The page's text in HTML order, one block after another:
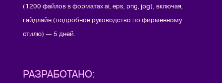
(1200 файлов в форматах ai, eps, png, jpg), включая,
гайдлайн (подробное руководство по фирменному
стилю) — 5 дней.
РАЗРАБОТАНО: